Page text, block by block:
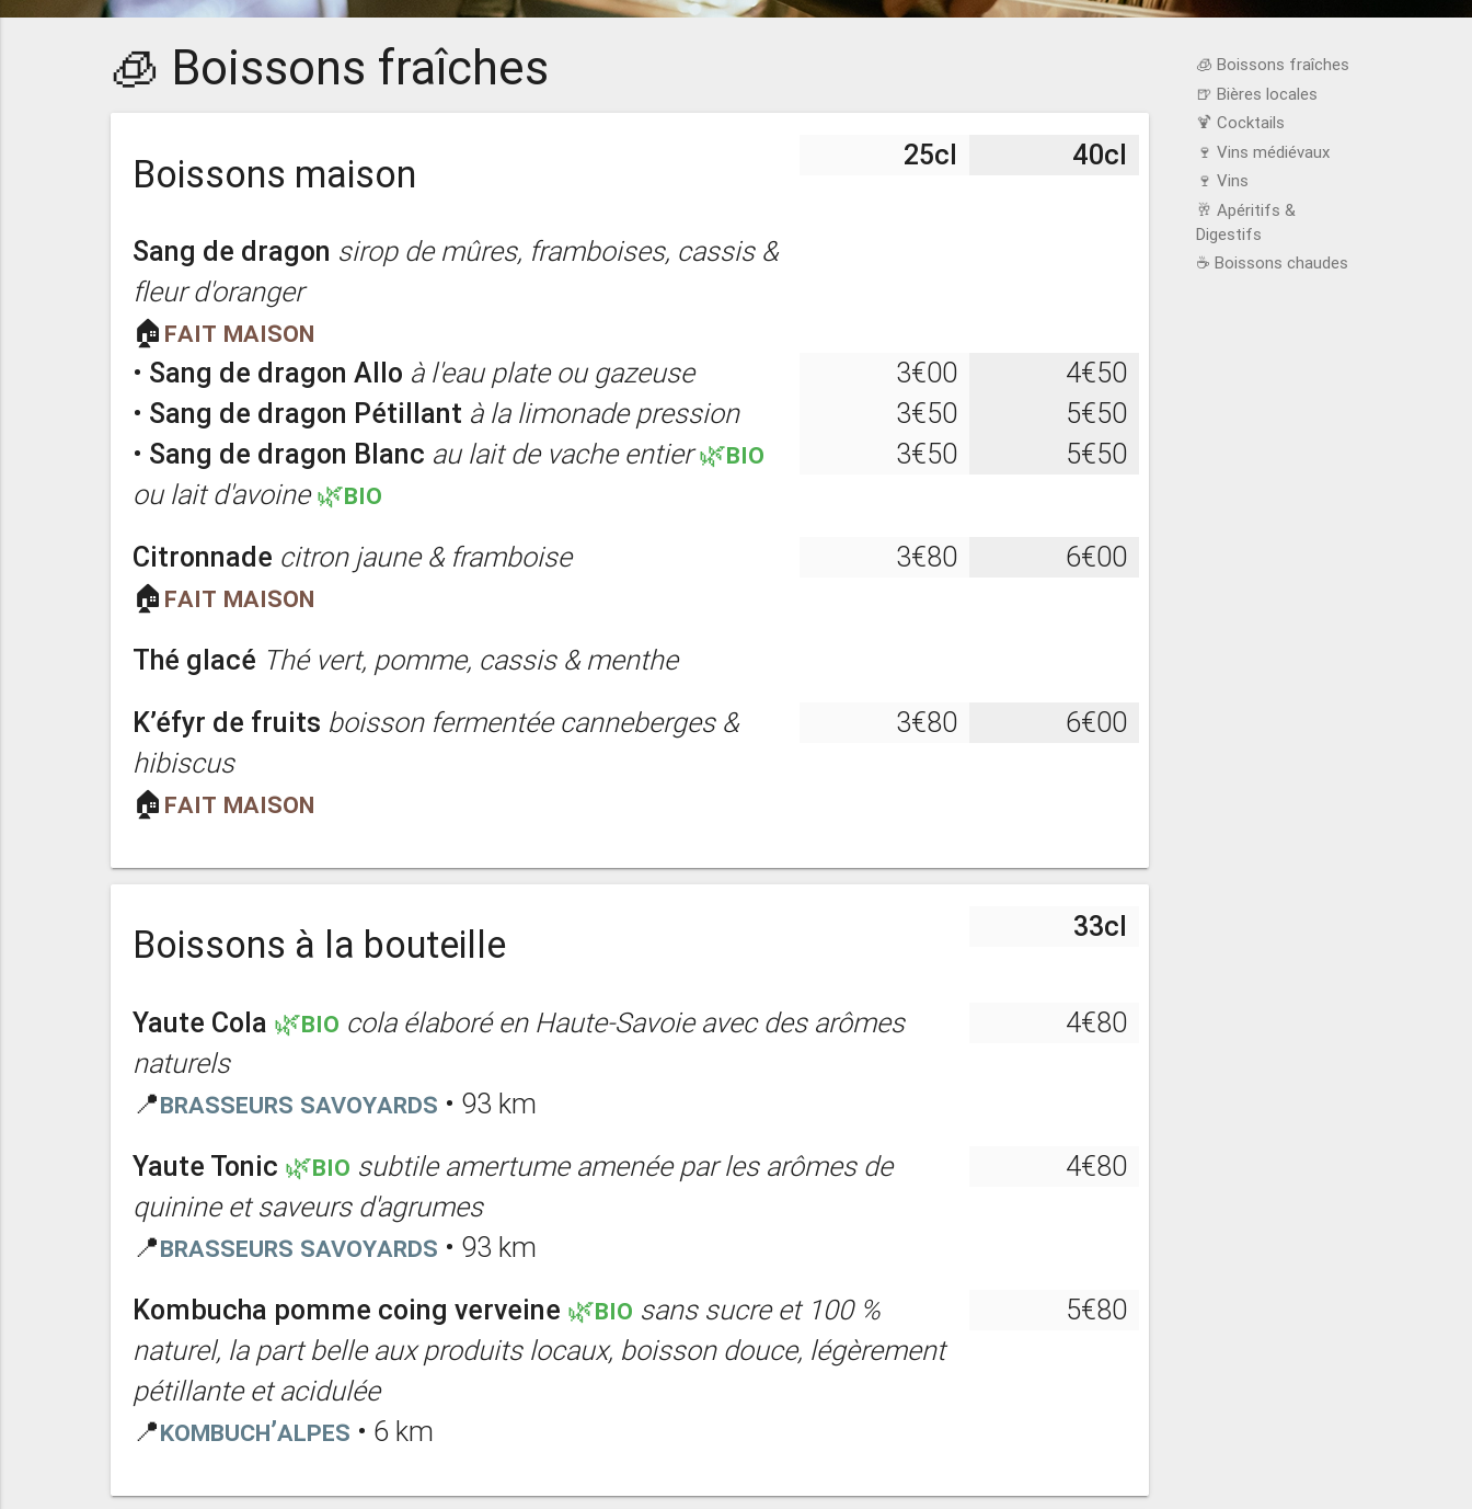
🧊 Boissons fraîches
Boissons maison 25cl 40cl
Sang de dragon sirop de mûres, framboises, cassis &
fleur d'oranger
🏠Fait maison
• Sang de dragon Allo à l'eau plate ou gazeuse 3€00
4€50
• Sang de dragon Pétillant à la limonade pression 3€50
5€50
• Sang de dragon Blanc au lait de vache entier🌿BIO
ou lait d'avoine🌿BIO
3€50 5€50
Citronnade citron jaune & framboise
🏠Fait maison
3€80 6€00
Thé glacé Thé vert, pomme, cassis & menthe
K’éfyr de fruits boisson fermentée canneberges &
hibiscus
🏠Fait maison
3€80 6€00
Boissons à la bouteille 33cl
Yaute Cola 🌿BIO cola élaboré en Haute-Savoie avec des arômes
naturels
📍Brasseurs Savoyards • 93 km
4€80
Yaute Tonic 🌿BIO subtile amertume amenée par les arômes de
quinine et saveurs d'agrumes
📍Brasseurs Savoyards • 93 km
4€80
Kombucha pomme coing verveine 🌿BIO sans sucre et 100 %
naturel, la part belle aux produits locaux, boisson douce, légèrement
pétillante et acidulée
📍Kombuch’Alpes • 6 km
5€80
🧊 Boissons fraîches
🍺 Bières locales
🍹 Cocktails
🍷 Vins médiévaux
🍷 Vins
🥂 Apéritifs &
Digestifs
☕️ Boissons chaudes